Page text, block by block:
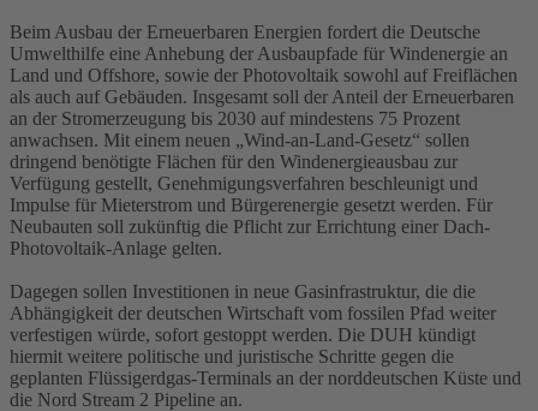
Beim Ausbau der Erneuerbaren Energien fordert die Deutsche
Umwelthilfe eine Anhebung der Ausbaupfade für Windenergie an
Land und Offshore, sowie der Photovoltaik sowohl auf Freiflächen
als auch auf Gebäuden. Insgesamt soll der Anteil der Erneuerbaren
an der Stromerzeugung bis 2030 auf mindestens 75 Prozent
anwachsen. Mit einem neuen „Wind-an-Land-Gesetz“ sollen
dringend benötigte Flächen für den Windenergieausbau zur
Verfügung gestellt, Genehmigungsverfahren beschleunigt und
Impulse für Mieterstrom und Bürgerenergie gesetzt werden. Für
Neubauten soll zukünftig die Pflicht zur Errichtung einer Dach-
Photovoltaik-Anlage gelten.
Dagegen sollen Investitionen in neue Gasinfrastruktur, die die
Abhängigkeit der deutschen Wirtschaft vom fossilen Pfad weiter
verfestigen würde, sofort gestoppt werden. Die DUH kündigt
hiermit weitere politische und juristische Schritte gegen die
geplanten Flüssigerdgas-Terminals an der norddeutschen Küste und
die Nord Stream 2 Pipeline an.